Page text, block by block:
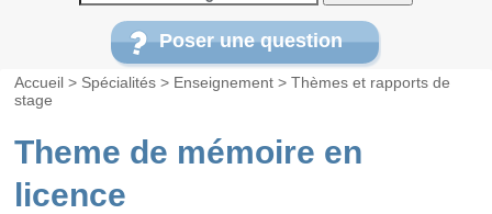
Poser une question
Accueil > Spécialités > Enseignement >Thèmes et rapports de
stage
Theme de mémoire en
licence